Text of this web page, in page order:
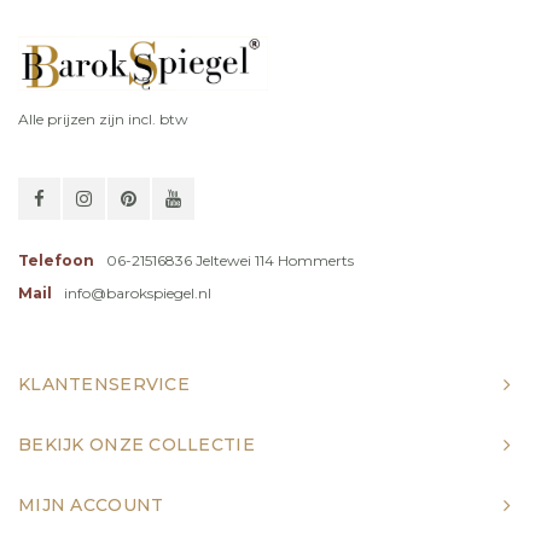
Alle prijzen zijn incl. btw
Telefoon
06-21516836 Jeltewei 114 Hommerts
Mail
info@barokspiegel.nl
KLANTENSERVICE
BEKIJK ONZE COLLECTIE
MIJN ACCOUNT